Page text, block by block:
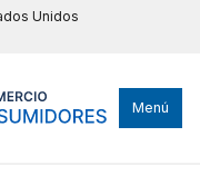
Unidos
Menú